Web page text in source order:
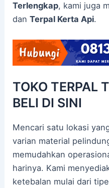
Terlengkap, kami juga
danTerpal Kerta Api.
TOKO TERPAL
BELI DI SINI
Mencari satu lokasi
varian material
memudahkan
harinya. Kami
ketebalan mulai dari